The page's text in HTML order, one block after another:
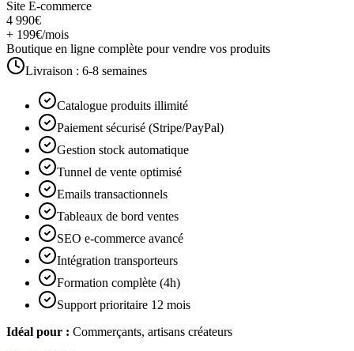
Site E-commerce
4 990€
+ 199€/mois
Boutique en ligne complète pour vendre vos produits
Livraison : 6-8 semaines
Catalogue produits illimité
Paiement sécurisé (Stripe/PayPal)
Gestion stock automatique
Tunnel de vente optimisé
Emails transactionnels
Tableaux de bord ventes
SEO e-commerce avancé
Intégration transporteurs
Formation complète (4h)
Support prioritaire 12 mois
Idéal pour : Commerçants, artisans créateurs